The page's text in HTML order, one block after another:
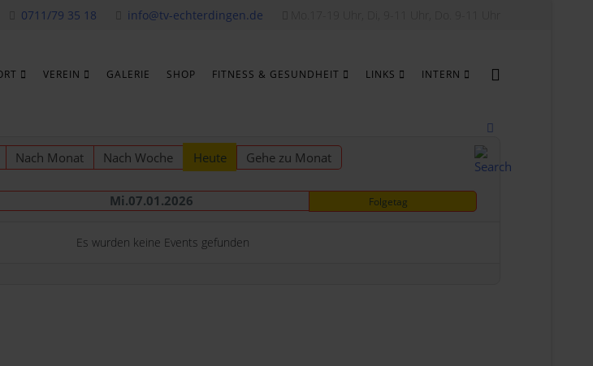
0711/79 35 18 info@tv-echterdingen.de
VEREIN GALERIE SHOP FITNESS & GESUNDHEIT LINKS INTERN
Nach Monat Nach Woche Heute Gehe zu Monat
Mi.07.01.2026 Folgetag
Es wurden keine Events gefunden